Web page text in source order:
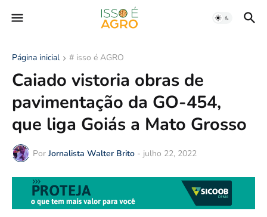
Página inicial # isso é AGRO
Caiado vistoria obras de
pavimentação da GO-454,
que liga Goiás a Mato Grosso
Por Jornalista Walter Brito - julho 22, 2022